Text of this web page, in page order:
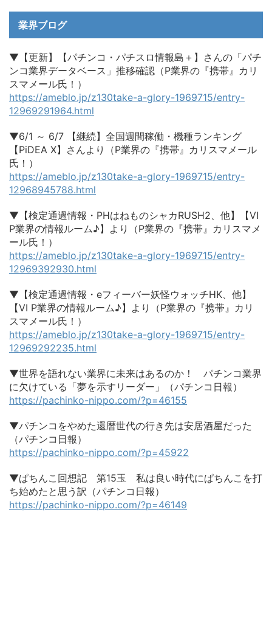
業界ブログ
▼【更新】【パチンコ・パチスロ情報島＋】さんの「パチ
ンコ業界データベース」推移確認（P業界の『携帯』カリ
スマメール氏！）
https://ameblo.jp/z130take-a-glory-1969715/entry-
12969291964.html
▼6/1 ～ 6/7 【継続】全国週間稼働・機種ランキング
【PiDEA X】さんより（P業界の『携帯』カリスマメール
氏！）
https://ameblo.jp/z130take-a-glory-1969715/entry-
12968945788.html
▼【検定通過情報・PHはねものシャカRUSH2、他】【VI
P業界の情報ルーム♪】より（P業界の『携帯』カリスマメ
ール氏！）
https://ameblo.jp/z130take-a-glory-1969715/entry-
12969392930.html
▼【検定通過情報・eフィーバー妖怪ウォッチHK、他】
【VI P業界の情報ルーム♪】より（P業界の『携帯』カリ
スマメール氏！）
https://ameblo.jp/z130take-a-glory-1969715/entry-
12969292235.html
▼世界を語れない業界に未来はあるのか！ パチンコ業界
に欠けている「夢を示すリーダー」（パチンコ日報）
https://pachinko-nippo.com/?p=46155
▼パチンコをやめた還暦世代の行き先は安居酒屋だった
（パチンコ日報）
https://pachinko-nippo.com/?p=45922
▼ぱちんこ回想記 第15玉 私は良い時代にぱちんこを打
ち始めたと思う訳（パチンコ日報）
https://pachinko-nippo.com/?p=46149